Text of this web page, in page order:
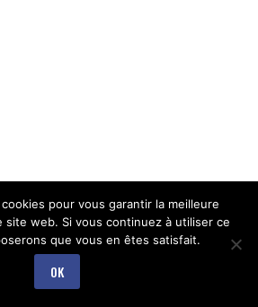
pour vous garantir la meilleure
site web. Si vous continuez à utiliser ce
que vous en êtes satisfait.
OK